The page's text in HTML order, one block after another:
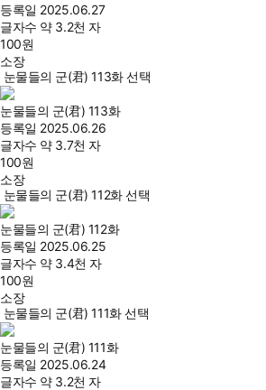
등록일 2025.06.27
글자수 약 3.2천 자
100원
소장
눈물들의 군(君) 113화 선택
눈물들의 군(君) 113화
등록일 2025.06.26
글자수 약 3.7천 자
100원
소장
눈물들의 군(君) 112화 선택
눈물들의 군(君) 112화
등록일 2025.06.25
글자수 약 3.4천 자
100원
소장
눈물들의 군(君) 111화 선택
눈물들의 군(君) 111화
등록일 2025.06.24
글자수 약 3.2천 자